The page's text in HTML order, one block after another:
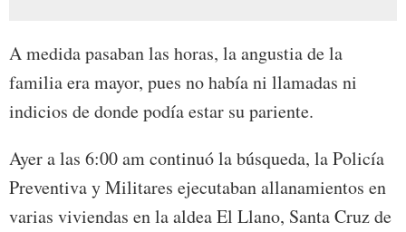
A medida pasaban las horas, la angustia de la
familia era mayor, pues no había ni llamadas ni
indicios de donde podía estar su pariente.
Ayer a las 6:00 am continuó la búsqueda, la Policía
Preventiva y Militares ejecutaban allanamientos en
varias viviendas en la aldea El Llano, Santa Cruz de